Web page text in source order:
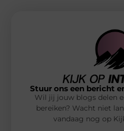
Stuur ons een bericht
Wil jij jouw blogs delen
bereiken? Wacht niet
vandaag nog op